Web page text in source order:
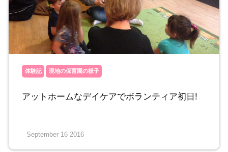
体験記 現地の保育園の様子
アットホームなデイケアでボランティア初日!
September 16 2016